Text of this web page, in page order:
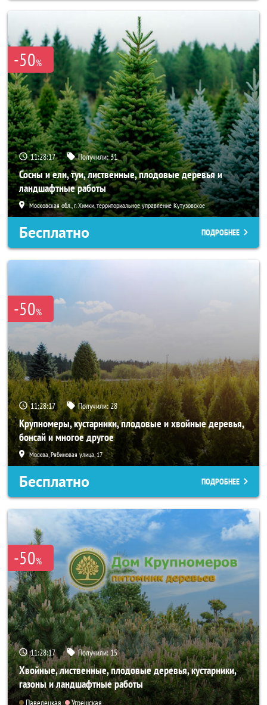
-50%
11:28:15 Получили:31
Сосны и ели, туи, лиственные, плодовые деревья и
ландшафтные работы
Московская обл., г. Химки, территориальное управление Кутузовское
Бесплатно ПОДРОБНЕЕ
-50%
11:28:15 Получили:28
Крупномеры, кустарники, плодовые и хвойные деревья,
бонсай и многое другое
Москва, Рябиновая улица, 17
Бесплатно ПОДРОБНЕЕ
-50%
11:28:15 Получили:15
Хвойные, лиственные, плодовые деревья, кустарники,
газоны и ландшафтные работы
Павелецкая Угрешская